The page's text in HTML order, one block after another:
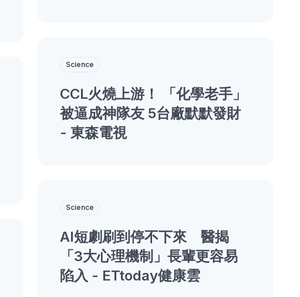
Science
CCL火燒上游！ 「化學老手」
被逼成神隊友 5台廠默默發財
- 東森電視
Science
AI短劇刷到停不下來 醫揭
「3大心理機制」長輩更容易
陷入 - ETtoday健康雲